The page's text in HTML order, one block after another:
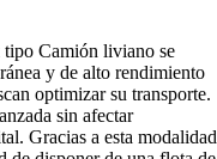
tipo Camión liviano se
y de alto rendimiento
optimizar su transporte.
sin afectar
Gracias a esta